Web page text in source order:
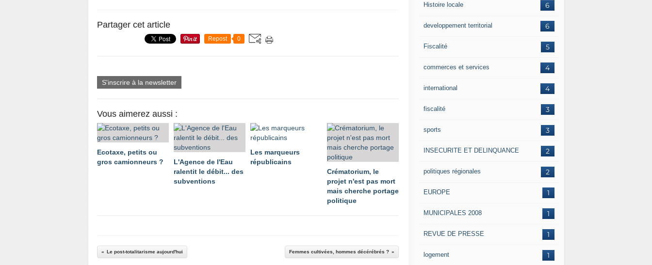
Partager cet article
Repost 0
S'inscrire à la newsletter
Vous aimerez aussi :
Ecotaxe, petits ou
gros camionneurs ?
L'Agence de l'Eau
ralentit le débit... des
subventions
Les marqueurs
républicains
Crématorium, le
projet n'est pas mort
mais cherche portage
politique
Le post-totalitarisme aujourd'hui Femmes cultivées, hommes décérébrés ?
6
Histoire locale
6
developpement territorial
5
Fiscalité
4
commerces et services
4
international
3
fiscalité
3
sports
2
INSECURITE ET DELINQUANCE
2
politiques régionales
1
EUROPE
1
MUNICIPALES 2008
1
REVUE DE PRESSE
1
logement